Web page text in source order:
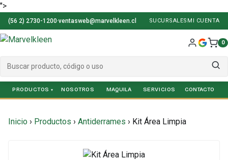
">
(56 2) 2730-1200·ventasweb@marvelkleen.cl SUCURSALES MI CUENTA
0
PRODUCTOS NOSOTROS SERVICIOS
Inicio › Productos › Antiderrames › Kit Área Limpia